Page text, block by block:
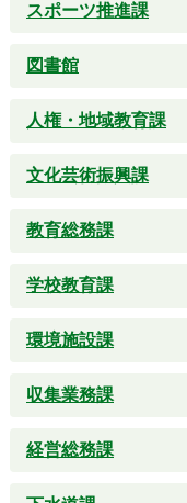
スポーツ推進課
図書館
人権・地域教育課
文化芸術振興課
教育総務課
学校教育課
環境施設課
収集業務課
経営総務課